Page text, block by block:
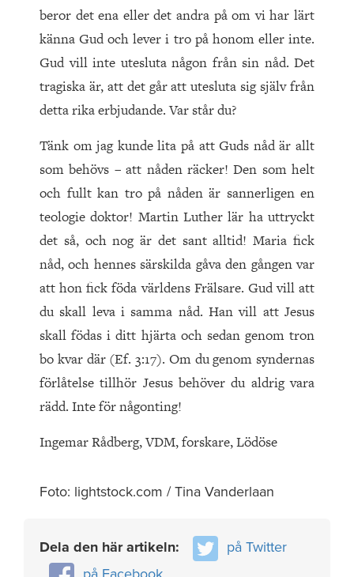
beror det ena eller det andra på om vi har lärt
känna Gud och lever i tro på honom eller inte.
Gud vill inte utesluta någon från sin nåd. Det
tragiska är, att det går att utesluta sig själv från
detta rika erbjudande. Var står du?
Tänk om jag kunde lita på att Guds nåd är allt
som behövs – att nåden räcker! Den som helt
och fullt kan tro på nåden är sannerligen en
teologie doktor! Martin Luther lär ha uttryckt
det så, och nog är det sant alltid! Maria fick
nåd, och hennes särskilda gåva den gången var
att hon fick föda världens Frälsare. Gud vill att
du skall leva i samma nåd. Han vill att Jesus
skall födas i ditt hjärta och sedan genom tron
bo kvar där (Ef. 3:17). Om du genom syndernas
förlåtelse tillhör Jesus behöver du aldrig vara
rädd. Inte för någonting!
Ingemar Rådberg, VDM, forskare, Lödöse
Foto: lightstock.com / Tina Vanderlaan
Dela den här artikeln:
på Twitter